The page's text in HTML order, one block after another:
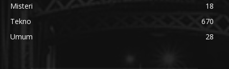
Misteri
18
Tekno
670
Umum
28